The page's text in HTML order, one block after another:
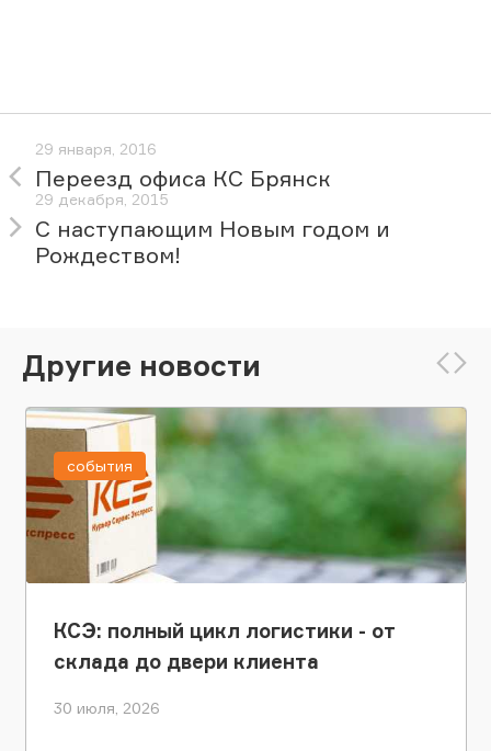
29 января, 2016
Переезд офиса КС Брянск
29 декабря, 2015
С наступающим Новым годом и
Рождеством!
Другие новости
КСЭ: полный цикл логистики - от
склада до двери клиента
30 июля, 2026
события